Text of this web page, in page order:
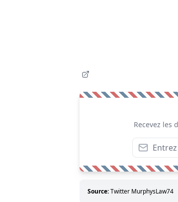
Recevez les
Source:Twitter MurphysLaw74